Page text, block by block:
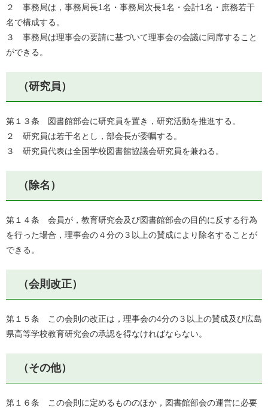
２ 事務局は，事務局長1名・事務局次長1名・会計1名・庶務若干
名で構成する。
３ 事務局は理事会の要請に基づいて理事会の会議に同席すること
ができる。
（研究員）
第１３条 図書館部会に研究員を置き，研究活動を推進する。
２ 研究員は若干名とし，部会長が委嘱する。
３ 研究員代表は全国学校図書館協議会研究員を兼ねる。
（除名）
第１４条 会員が，教育研究会及び図書館部会の目的に反する行為
を行った場合，理事会の４分の３以上の賛成により除名することが
できる。
（会則改正）
第１５条 この会則の改正は，理事会の4分の３以上の賛成及び広島
県高等学校教育研究会の承認を得なければならない。
（その他）
第１６条 この会則に定めるもののほか，図書館部会の運営に必要